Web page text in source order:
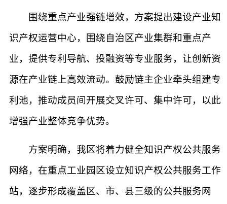
围绕重点产业强链增效，方案提出建设产业知
识产权运营中心，围绕自治区产业集群和重点产
业，提供专利导航、投融资等专业服务，让创新资
源在产业链上高效流动。鼓励链主企业牵头组建专
利池，推动成员间开展交叉许可、集中许可，以此
增强产业整体竞争优势。
方案明确，我区将着力健全知识产权公共服务
网络，在重点工业园区设立知识产权公共服务工作
站，逐步形成覆盖区、市、县三级的公共服务网